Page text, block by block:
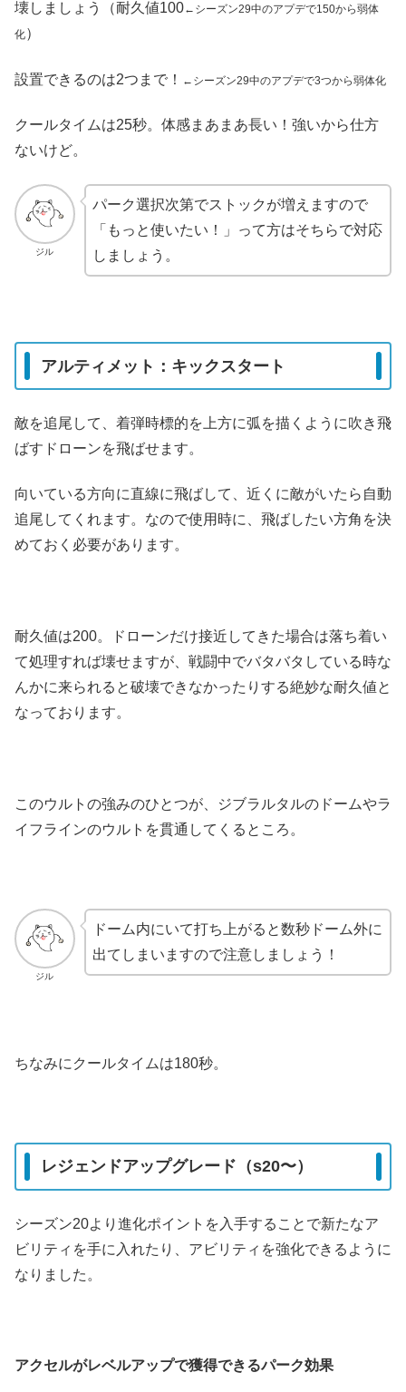
壊しましょう（耐久値100←シーズン29中のアプデで150から弱体
化）
設置できるのは2つまで！ ←シーズン29中のアプデで3つから弱体化
クールタイムは25秒。体感まあまあ長い！強いから仕方
ないけど。
ジル
パーク選択次第でストックが増えますので
「もっと使いたい！」って方はそちらで対応
しましょう。
アルティメット：キックスタート
敵を追尾して、着弾時標的を上方に弧を描くように吹き飛
ばすドローンを飛ばせます。
向いている方向に直線に飛ばして、近くに敵がいたら自動
追尾してくれます。なので使用時に、飛ばしたい方角を決
めておく必要があります。
耐久値は200。ドローンだけ接近してきた場合は落ち着い
て処理すれば壊せますが、戦闘中でバタバタしている時な
んかに来られると破壊できなかったりする絶妙な耐久値と
なっております。
このウルトの強みのひとつが、ジブラルタルのドームやラ
イフラインのウルトを貫通してくるところ。
ジル
ドーム内にいて打ち上がると数秒ドーム外に
出てしまいますので注意しましょう！
ちなみにクールタイムは180秒。
レジェンドアップグレード（s20〜）
シーズン20より進化ポイントを入手することで新たなア
ビリティを手に入れたり、アビリティを強化できるように
なりました。
アクセルがレベルアップで獲得できるパーク効果